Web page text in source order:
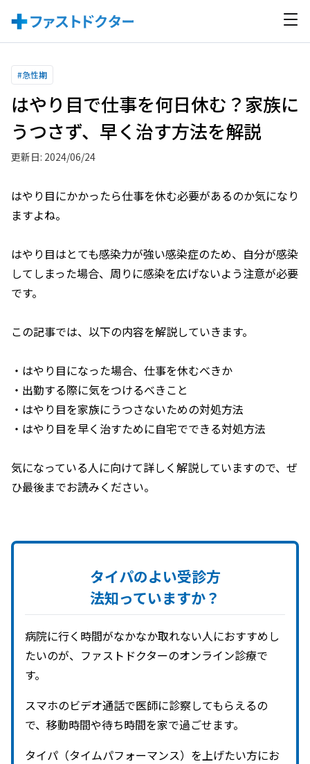
#急性期
はやり目で仕事を何日休む？家族に
うつさず、早く治す方法を解説
更新日: 2024/06/24
はやり目にかかったら仕事を休む必要があるのか気になり
ますよね。
はやり目はとても感染力が強い感染症のため、自分が感染
してしまった場合、周りに感染を広げないよう注意が必要
です。
この記事では、以下の内容を解説していきます。
・はやり目になった場合、仕事を休むべきか
・出勤する際に気をつけるべきこと
・はやり目を家族にうつさないための対処方法
・はやり目を早く治すために自宅でできる対処方法
気になっている人に向けて詳しく解説していますので、ぜ
タイパのよい受診方
法知っていますか？
病院に行く時間がなかなか取れない人におすすめし
たいのが、ファストドクターのオンライン診療で
す。
スマホのビデオ通話で医師に診察してもらえるの
で、移動時間や待ち時間を家で過ごせます。
タイパ（タイムパフォーマンス）を上げたい方にお